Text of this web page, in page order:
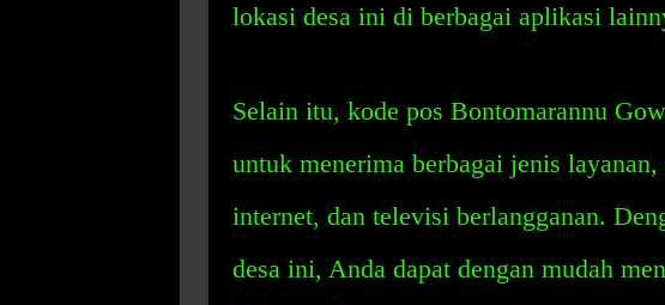
lokasi desa ini di berbagai aplikasi
Selain itu, kode pos Bontomarannu
untuk menerima berbagai jenis
internet, dan televisi berlangganan.
desa ini, Anda dapat dengan mudah